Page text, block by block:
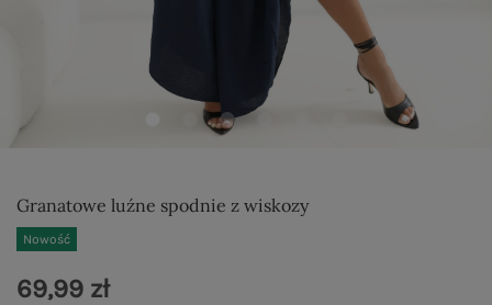
Granatowe luźne spodnie z wiskozy
Nowość
69,99 zł